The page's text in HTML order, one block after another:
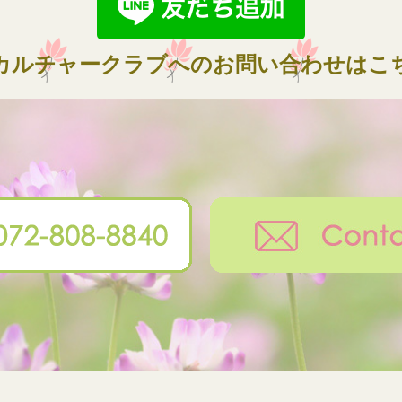
ルチャークラブへのお問い合わせはこ